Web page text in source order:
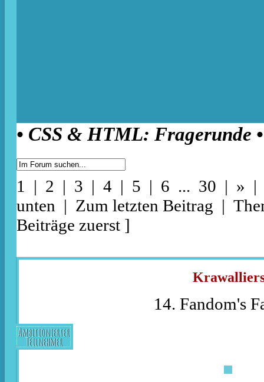
• CSS & HTML: Fragerunde •
1 | 2 | 3 | 4 | 5 | 6 ... 30 | »
unten | Zum letzten Beitrag |
Beiträge zuerst ]
14. Fandom's
Ambitionierter
Teilnehmer